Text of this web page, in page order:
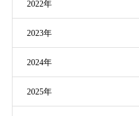
2022年
2023年
2024年
2025年